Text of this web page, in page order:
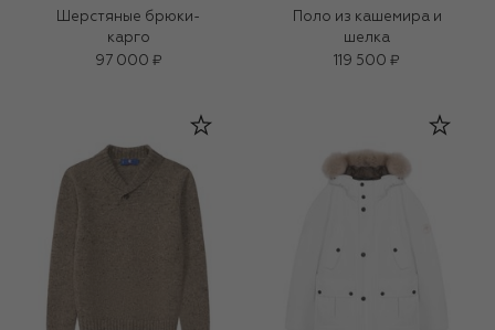
Шерстяные брюки-
карго
97 000 ₽
Поло из кашемира и
шелка
119 500 ₽